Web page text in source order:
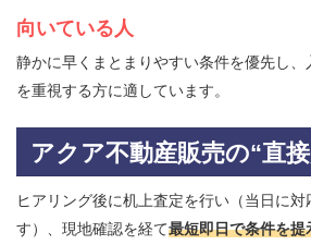
向いている人
静かに早くまとまりやすい条件を優先し
を重視する方に適しています。
アクア不動産販売の“直
ヒアリング後に机上査定を行い（当日に対
す）、現地確認を経て最短即日で条件を提